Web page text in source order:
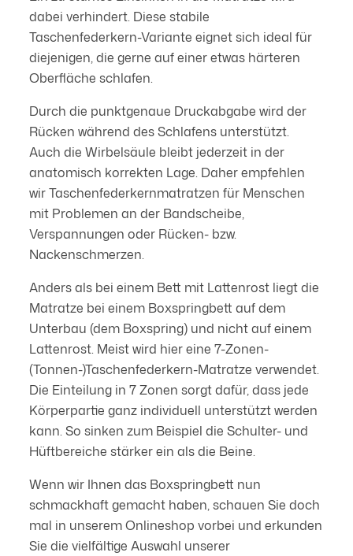
dabei verhindert. Diese stabile
Taschenfederkern-Variante eignet sich ideal für
diejenigen, die gerne auf einer etwas härteren
Oberfläche schlafen.
Durch die punktgenaue Druckabgabe wird der
Rücken während des Schlafens unterstützt.
Auch die Wirbelsäule bleibt jederzeit in der
anatomisch korrekten Lage. Daher empfehlen
wir Taschenfederkernmatratzen für Menschen
mit Problemen an der Bandscheibe,
Verspannungen oder Rücken- bzw.
Nackenschmerzen.
Anders als bei einem Bett mit Lattenrost liegt die
Matratze bei einem Boxspringbett auf dem
Unterbau (dem Boxspring) und nicht auf einem
Lattenrost. Meist wird hier eine 7-Zonen-
(Tonnen-)Taschenfederkern-Matratze verwendet.
Die Einteilung in 7 Zonen sorgt dafür, dass jede
Körperpartie ganz individuell unterstützt werden
kann. So sinken zum Beispiel die Schulter- und
Hüftbereiche stärker ein als die Beine.
Wenn wir Ihnen das Boxspringbett nun
schmackhaft gemacht haben, schauen Sie doch
mal in unserem Onlineshop vorbei und erkunden
Sie die vielfältige Auswahl unserer